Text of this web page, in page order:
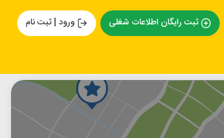
ثبت رایگان اطلاعات شغلی ورود | ثبت نام